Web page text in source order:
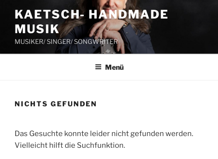
Inhalt
springen
KAETSCH- HANDMADE
MUSIK
MUSIKER/ SINGER/ SONGWRITER
Menü
NICHTS GEFUNDEN
Das Gesuchte konnte leider nicht gefunden werden.
Vielleicht hilft die Suchfunktion.